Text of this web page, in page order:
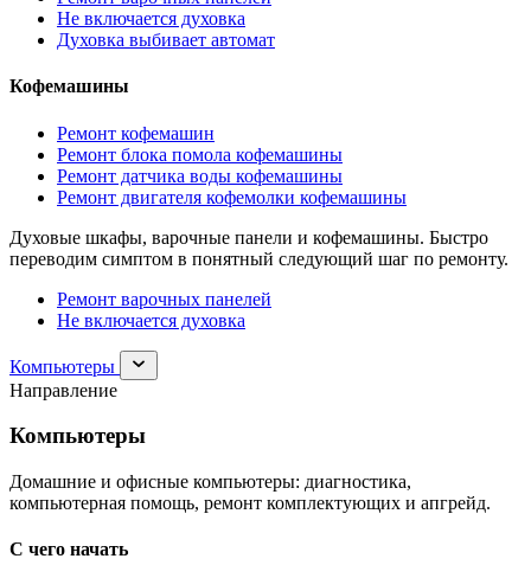
Не включается духовка
Духовка выбивает автомат
Кофемашины
Ремонт кофемашин
Ремонт блока помола кофемашины
Ремонт датчика воды кофемашины
Ремонт двигателя кофемолки кофемашины
Духовые шкафы, варочные панели и кофемашины. Быстро
переводим симптом в понятный следующий шаг по ремонту.
Ремонт варочных панелей
Не включается духовка
Компьютеры
Раскрыть
раздел
Направление
Компьютеры
Домашние и офисные компьютеры: диагностика,
компьютерная помощь, ремонт комплектующих и апгрейд.
С чего начать